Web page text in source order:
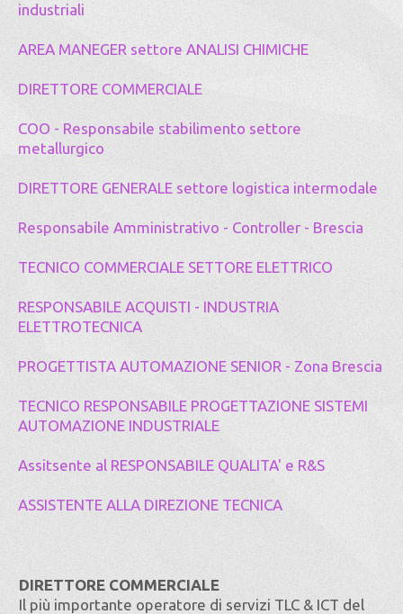
industriali
AREA MANEGER settore ANALISI CHIMICHE
DIRETTORE COMMERCIALE
COO - Responsabile stabilimento settore
metallurgico
DIRETTORE GENERALE settore logistica intermodale
Responsabile Amministrativo - Controller - Brescia
TECNICO COMMERCIALE SETTORE ELETTRICO
RESPONSABILE ACQUISTI - INDUSTRIA
ELETTROTECNICA
PROGETTISTA AUTOMAZIONE SENIOR - Zona Brescia
TECNICO RESPONSABILE PROGETTAZIONE SISTEMI
AUTOMAZIONE INDUSTRIALE
Assitsente al RESPONSABILE QUALITA' e R&S
ASSISTENTE ALLA DIREZIONE TECNICA
DIRETTORE COMMERCIALE
Il più importante operatore di servizi TLC & ICT del